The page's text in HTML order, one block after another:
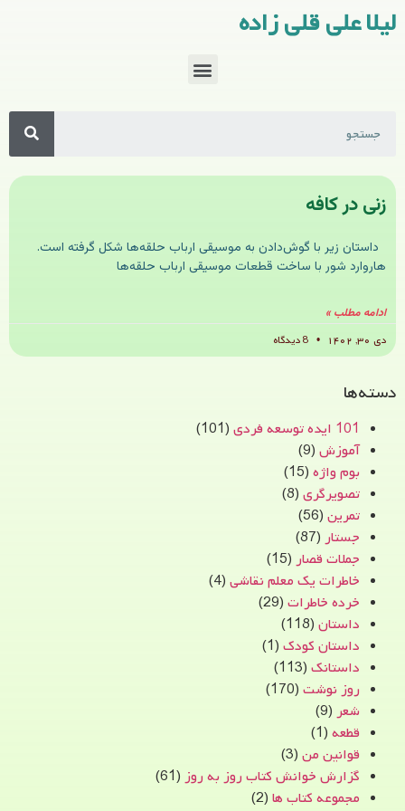
لیلا علی قلی زاده
زنی در کافه
داستان زیر با گوش‌دادن به موسیقی ارباب حلقه‌ها شکل گرفته است.
هاروارد شور با ساخت قطعات موسیقی ارباب حلقه‌ها
ادامه مطلب »
دی ۳۰, ۱۴۰۲
دسته‌ها
101 ایده توسعه فردی
(101)
آموزش (9)
بوم واژه (15)
تصویرگری (8)
تمرین (56)
جستار (87)
جملات قصار (15)
خاطرات یک معلم نقاشی (4)
خرده خاطرات (29)
داستان (118)
داستان کودک (1)
داستانک (113)
روز نوشت (170)
شعر (9)
قطعه (1)
قوانین من (3)
گزارش خوانش کتاب روز به روز (61)
مجموعه کتاب ها (2)